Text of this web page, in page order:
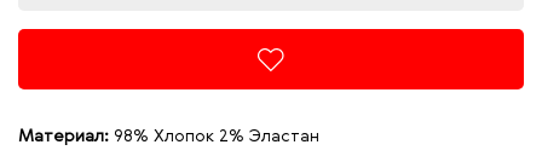
Материал: 98% Хлопок 2% Эластан